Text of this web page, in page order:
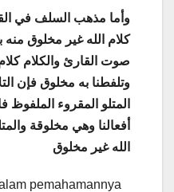
وأما مذهب السلف في
كلام الله غير مخلوق منه
صوت القارئ والكلام كلام
وتلفطنا به مخلوق فإن
المتلو المقروء الملفوظ
أفعالنا وهي مخلوقة
الله غير مخلوق
pemahamannya